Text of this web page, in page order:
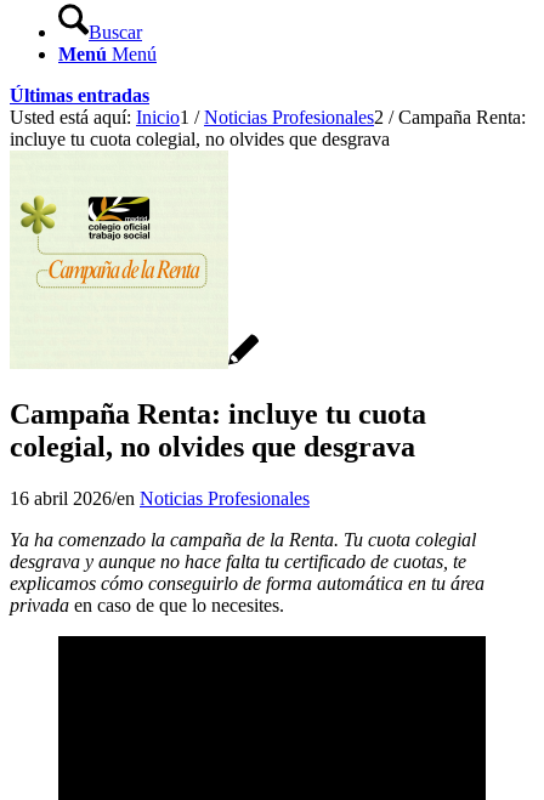
Buscar
Menú Menú
Últimas entradas
Usted está aquí: Inicio1 / Noticias Profesionales2 / Campaña Renta:
incluye tu cuota colegial, no olvides que desgrava
Campaña Renta: incluye tu cuota
colegial, no olvides que desgrava
16 abril 2026/en Noticias Profesionales
Ya ha comenzado la campaña de la Renta. Tu cuota colegial
desgrava y aunque no hace falta tu certificado de cuotas, te
explicamos cómo conseguirlo de forma automática en tu área
privada en caso de que lo necesites.